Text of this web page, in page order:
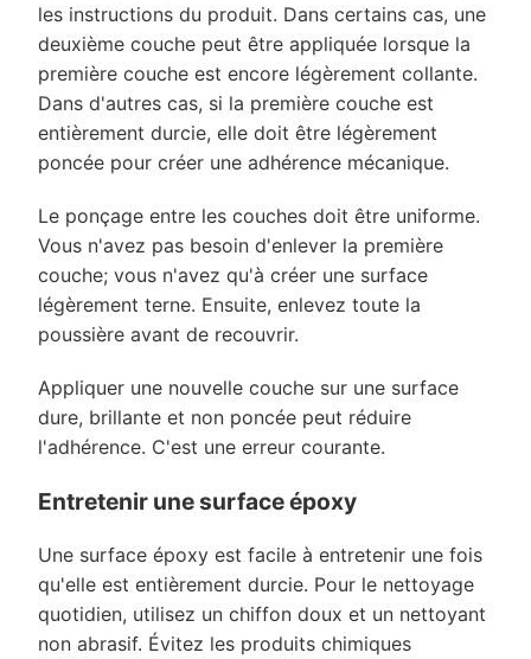
les instructions du produit. Dans certains cas, une
deuxième couche peut être appliquée lorsque la
première couche est encore légèrement collante.
Dans d'autres cas, si la première couche est
entièrement durcie, elle doit être légèrement
poncée pour créer une adhérence mécanique.
Le ponçage entre les couches doit être uniforme.
Vous n'avez pas besoin d'enlever la première
couche; vous n'avez qu'à créer une surface
légèrement terne. Ensuite, enlevez toute la
poussière avant de recouvrir.
Appliquer une nouvelle couche sur une surface
dure, brillante et non poncée peut réduire
l'adhérence. C'est une erreur courante.
Entretenir une surface époxy
Une surface époxy est facile à entretenir une fois
qu'elle est entièrement durcie. Pour le nettoyage
quotidien, utilisez un chiffon doux et un nettoyant
non abrasif. Évitez les produits chimiques